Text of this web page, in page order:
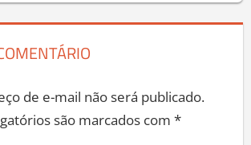
de e-mail não será publicado.
são marcados com *